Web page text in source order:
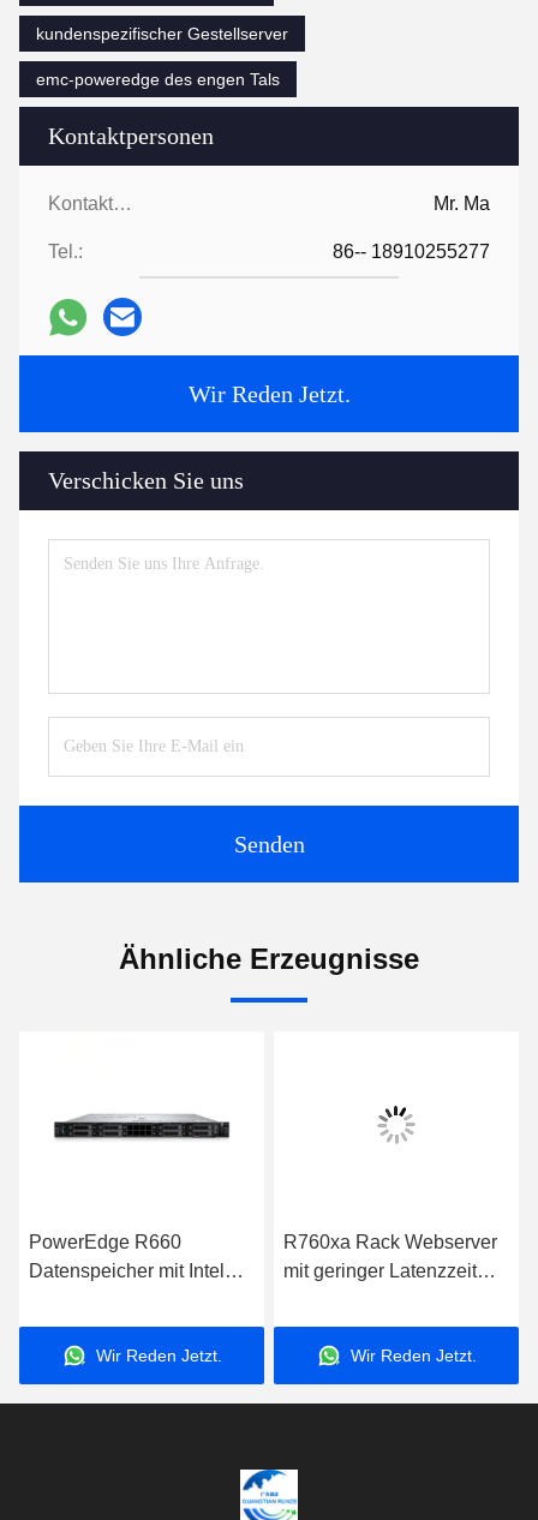
Kontaktpersonen
Kontaktpersonen: Mr. Ma
Tel.: 86-- 18910255277
Wir Reden Jetzt.
Verschicken Sie uns
Senden
kundenspezifischer Gestellserver
emc-poweredge des engen Tals
Ähnliche Erzeugnisse
PowerEdge R660
Datenspeicher mit Intel
Geschäftsanwendungen
Wir Reden Jetzt.
R760xa Rack Webserver
mit geringer Latenzzeit
Speicher SSD Festplatte
750W Stromversorgung
Modellnummer R7525
Wir Reden Jetzt.